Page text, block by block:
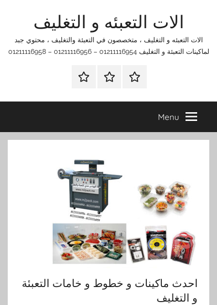
الات التعبئه و التغليف
الات التعبئه و التغليف ، متخصصون في التعبئة والتغليف ، محتوي جبد
لماكينات التعبئة و التغليف 01211116954 – 01211116956 – 01211116958
الرئيسيةاتصل
اتـصـل
في
التي
Menu
احدث ماكينات و خطوط و خامات التعبئة
و التغليف